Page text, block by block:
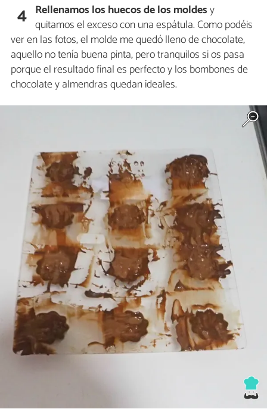
4 Rellenamos los huecos de los moldesy
quitamos el exceso con una espátula. Como podéis
ver en las fotos, el molde me quedó lleno de chocolate,
aquello no tenía buena pinta, pero tranquilos si os pasa
porque el resultado final es perfecto y los bombones de
chocolate y almendras quedan ideales.